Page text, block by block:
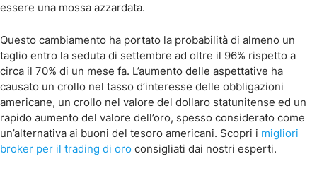
essere una mossa azzardata.
Questo cambiamento ha portato la probabilità di almeno un
taglio entro la seduta di settembre ad oltre il 96% rispetto a
circa il 70% di un mese fa. L’aumento delle aspettative ha
causato un crollo nel tasso d’interesse delle obbligazioni
americane, un crollo nel valore del dollaro statunitense ed un
rapido aumento del valore dell’oro, spesso considerato come
un’alternativa ai buoni del tesoro americani. Scopri i migliori
broker per il trading di oro consigliati dai nostri esperti.